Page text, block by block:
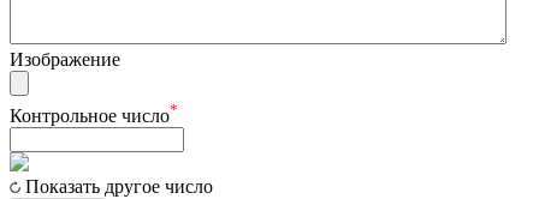
Изображение
Контрольное число*
Показать другое число